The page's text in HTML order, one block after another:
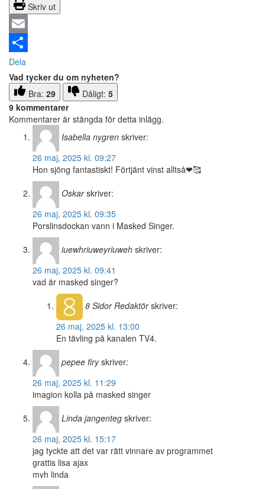
Skriv ut
Email
Dela
Vad tycker du om nyheten?
Bra: 29 Dåligt: 5
9 kommentarer
Kommentarer är stängda för detta inlägg.
Isabella nygren skriver:
26 maj, 2025 kl. 09:27
Hon sjöng fantastiskt! Förtjänt vinst alltså❤🥰
Oskar skriver:
26 maj, 2025 kl. 09:35
Porslinsdockan vann i Masked Singer.
iuewhriuweyriuweh skriver:
26 maj, 2025 kl. 09:41
vad är masked singer?
8 SidorRedaktör skriver:
26 maj, 2025 kl. 13:00
En tävling på kanalen TV4.
pepee firy skriver:
26 maj, 2025 kl. 11:29
imagion kolla på masked singer
Linda jangenteg skriver:
26 maj, 2025 kl. 15:17
jag tyckte att det var rätt vinnare av programmet
grattis lisa ajax
mvh linda